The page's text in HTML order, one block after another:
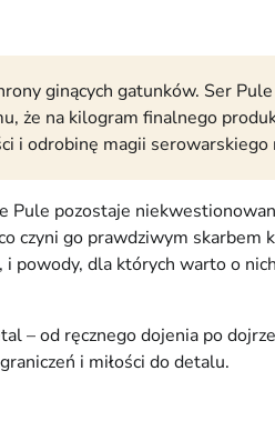
ginących gatunków. Ser
że na kilogram finalnego
i odrobinę magii serowarskiego
Pule pozostaje
czyni go prawdziwym
powody, dla których warto o
– od ręcznego dojenia po
i miłości do detalu.